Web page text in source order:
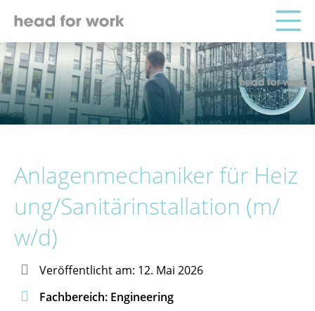
Anlagenmechaniker für Heiz
ung/Sanitärinstallation (m/
w/d)
 Veröffentlicht am: 12. Mai 2026
 Fachbereich: Engineering